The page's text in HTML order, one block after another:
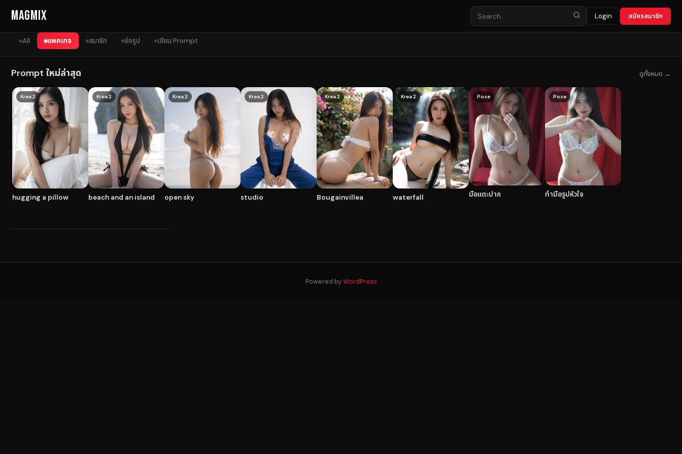
MagMix Login สมัครสมาชิก
All แพคเกจ สมาชิก ย่อรูป เขียน Prompt
Prompt ใหม่ล่าสุด ดูทั้งหมด →
Krea 2
hugging a pillow
Krea 2
beach and an island
Krea 2
open sky
Krea 2
studio
Krea 2
Bougainvillea
Krea 2
waterfall
Pose
มือแตะปาก
Pose
ทำมือรูปหัวใจ
Powered byWordPress